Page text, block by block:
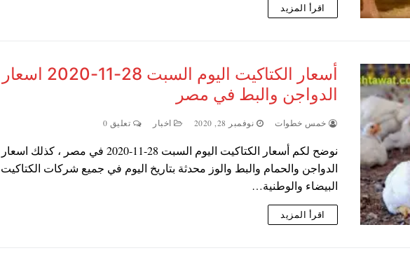
اقرأ المزيد
أسعار الكتاكيت اليوم السبت 28-11-2020 اسعار
الدواجن والبط في مصر
خمس خطوات نوفمبر 28, 2020 اخبار تعليق 0
نوضح لكم أسعار الكتاكيت اليوم السبت 28-11-2020 في مصر ، كذلك اسعار
الدواجن والحمام والبط والوز محدثة بتاريخ اليوم في جميع شركات الكتاكيت
البيضاء والوطنية…
اقرأ المزيد